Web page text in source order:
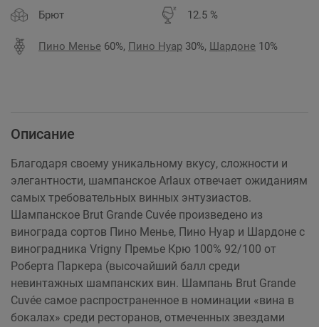
Брют 12.5 %
Пино Менье 60%, Пино Нуар 30%, Шардоне 10%
Описание
Благодаря своему уникальному вкусу, сложности и
элегантности, шампанское Arlaux отвечает ожиданиям
самых требовательных винных энтузиастов.
Шампанское Brut Grande Cuvée произведено из
винограда сортов Пино Менье, Пино Нуар и Шардоне с
виноградника Vrigny Премье Крю 100% 92/100 от
Роберта Паркера (высочайший балл среди
невинтажных шампанских вин. Шампань Brut Grande
Cuvée самое распространенное в номинации «вина в
бокалах» среди ресторанов, отмеченных звездами